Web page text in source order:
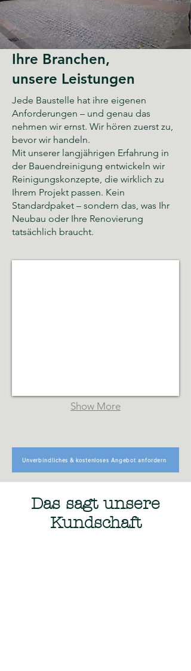
Ihre Branchen,
unsere Leistungen
Jede Baustelle hat ihre eigenen
Anforderungen – und genau das
nehmen wir ernst. Wir hören zuerst zu,
bevor wir handeln.
Mit unserer langjährigen Erfahrung in
der Bauendreinigung entwickeln wir
Reinigungskonzepte, die wirklich zu
Ihrem Projekt passen. Kein
Standardpaket – sondern das, was Ihr
Neubau oder Ihre Renovierung
tatsächlich braucht.
Show More
Unverbindliches & kostenloses Angebot anfordern
Das sagt unsere
Kundschaft